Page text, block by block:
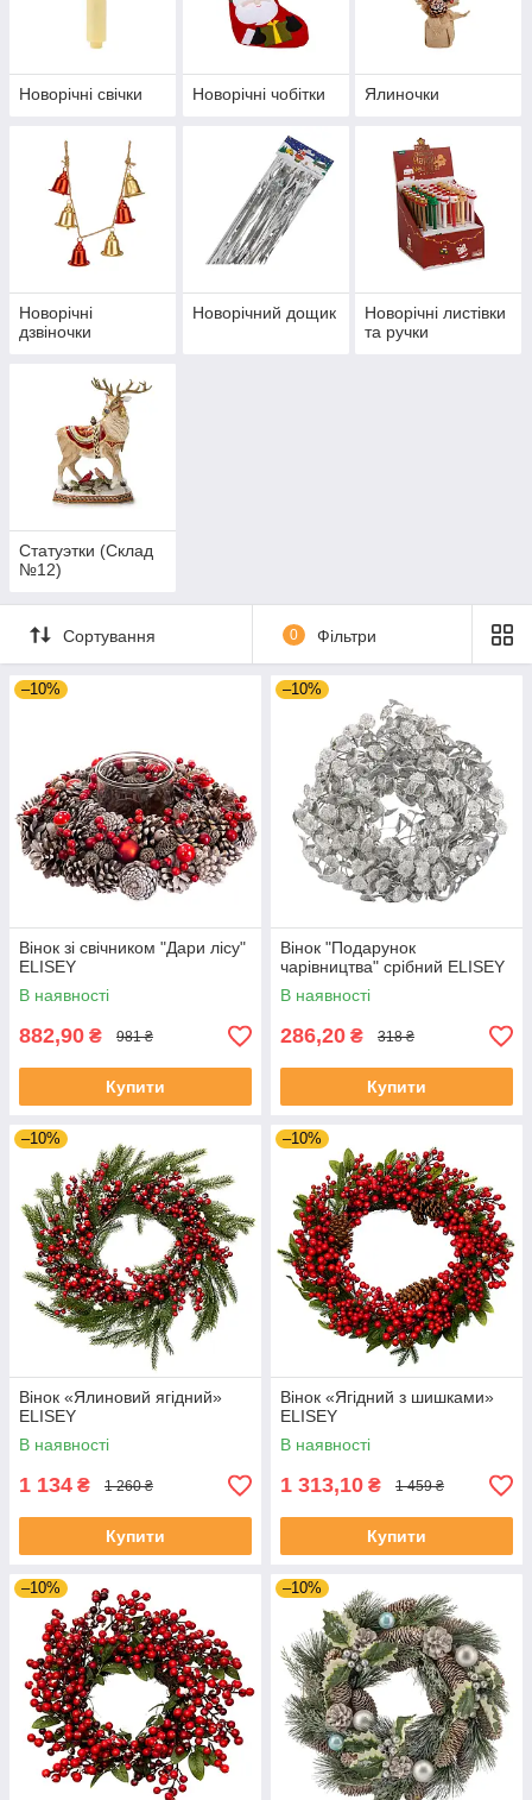
Новорічні свічки Новорічні чобітки Ялиночки
Новорічні
дзвіночки
Новорічний дощик
Новорічні листівки
та ручки
Статуэтки (Склад
№12)
Сортування 0 Фільтри
–10%
Вінок зі свічником "Дари лісу"
ELISEY
В наявності
882,90 ₴ 981 ₴
Купити
–10%
Вінок "Подарунок
чарівництва" срібний ELISEY
В наявності
286,20 ₴ 318 ₴
Купити
–10%
Вінок «Ялиновий ягідний»
ELISEY
В наявності
1 134 ₴ 1 260 ₴
Купити
–10%
Вінок «Ягідний з шишками»
ELISEY
В наявності
1 313,10 ₴ 1 459 ₴
Купити
–10% –10%